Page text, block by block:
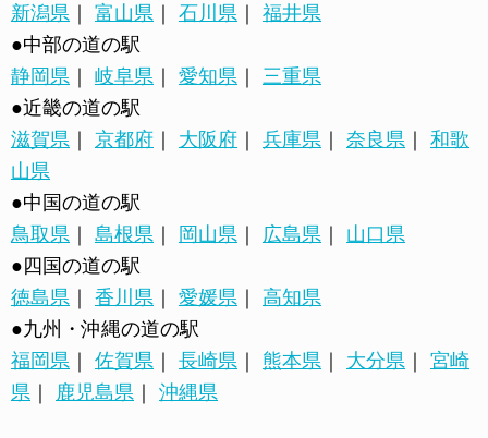
新潟県 ｜ 富山県 ｜ 石川県 ｜ 福井県
●中部の道の駅
静岡県 ｜ 岐阜県 ｜ 愛知県 ｜ 三重県
●近畿の道の駅
滋賀県 ｜ 京都府 ｜ 大阪府 ｜ 兵庫県 ｜ 奈良県 ｜ 和歌
山県
●中国の道の駅
鳥取県 ｜ 島根県 ｜ 岡山県 ｜ 広島県 ｜ 山口県
●四国の道の駅
徳島県 ｜ 香川県 ｜ 愛媛県 ｜ 高知県
●九州・沖縄の道の駅
福岡県 ｜ 佐賀県 ｜ 長崎県 ｜ 熊本県 ｜ 大分県 ｜ 宮崎
県 ｜ 鹿児島県 ｜ 沖縄県